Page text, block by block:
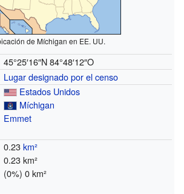
de Míchigan en EE. UU.
45°25′16″N 84°48′12″O
Lugar designado por el censo
Estados Unidos
Míchigan
Emmet
0.23km²
0.23 km²
(0%) 0 km²